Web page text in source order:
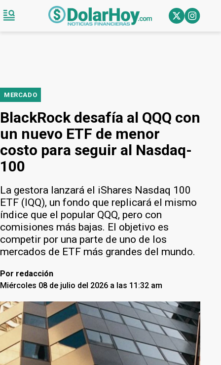
MERCADO
BlackRock desafía al QQQ con
un nuevo ETF de menor
costo para seguir al Nasdaq-
100
La gestora lanzará el iShares Nasdaq 100
ETF (IQQ), un fondo que replicará el mismo
índice que el popular QQQ, pero con
comisiones más bajas. El objetivo es
competir por una parte de uno de los
mercados de ETF más grandes del mundo.
Por redacción
Miércoles 08 de julio del 2026 a las 11:32 am